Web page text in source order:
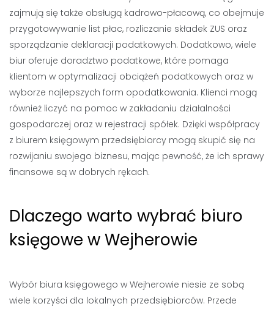
zajmują się także obsługą kadrowo-płacową, co obejmuje
przygotowywanie list płac, rozliczanie składek ZUS oraz
sporządzanie deklaracji podatkowych. Dodatkowo, wiele
biur oferuje doradztwo podatkowe, które pomaga
klientom w optymalizacji obciążeń podatkowych oraz w
wyborze najlepszych form opodatkowania. Klienci mogą
również liczyć na pomoc w zakładaniu działalności
gospodarczej oraz w rejestracji spółek. Dzięki współpracy
z biurem księgowym przedsiębiorcy mogą skupić się na
rozwijaniu swojego biznesu, mając pewność, że ich sprawy
finansowe są w dobrych rękach.
Dlaczego warto wybrać biuro
księgowe w Wejherowie
Wybór biura księgowego w Wejherowie niesie ze sobą
wiele korzyści dla lokalnych przedsiębiorców. Przede